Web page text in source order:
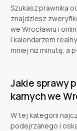
Szukasz prawnika
znajdziesz
we Wrocławiu i
i kalendarzem
mniej niż minutę, a
Jakie sprawy
karnych we
W tej kategorii
podejrzanego i